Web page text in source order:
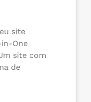
site
One
site com
de